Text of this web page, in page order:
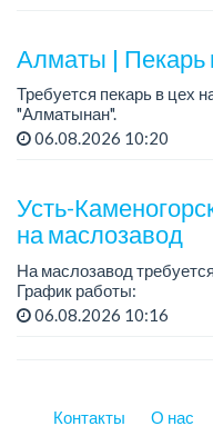
Алматы | Пекарь
Требуется пекарь в цех
"Алматынан".
Требования: начальное
Зарплата: до 220 000
06.08.2026 10:20
Усть-
на маслозавод
На маслозавод
График работы:
- 5/2, с 08 до 17 час либо
06.08.2026 10:16
Контакты О нас